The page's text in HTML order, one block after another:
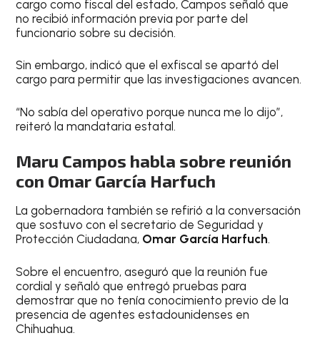
cargo como fiscal del estado, Campos señaló que
no recibió información previa por parte del
funcionario sobre su decisión.
Sin embargo, indicó que el exfiscal se apartó del
cargo para permitir que las investigaciones avancen.
“No sabía del operativo porque nunca me lo dijo”,
reiteró la mandataria estatal.
Maru Campos habla sobre reunión
con Omar García Harfuch
La gobernadora también se refirió a la conversación
que sostuvo con el secretario de Seguridad y
Protección Ciudadana, Omar García Harfuch.
Sobre el encuentro, aseguró que la reunión fue
cordial y señaló que entregó pruebas para
demostrar que no tenía conocimiento previo de la
presencia de agentes estadounidenses en
Chihuahua.